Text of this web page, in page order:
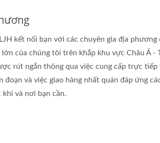
kết nối bạn với các chuyên gia địa
của chúng tôi trên khắp khu vực Châu Á
rút ngắn thông qua việc cung cấp trực
và việc giao hàng nhất quán đáp ứng
và nơi bạn cần.